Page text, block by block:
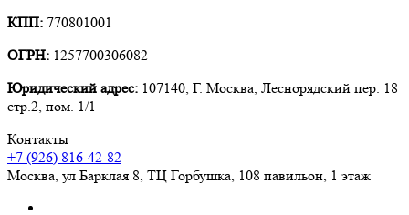
КПП: 770801001
ОГРН: 1257700306082
Юридический адрес: 107140, Г. Москва, Леснорядский пер. 18
стр.2, пом. 1/1
Контакты
+7 (926) 816-42-82
Москва, ул Барклая 8, ТЦ Горбушка, 108 павильон, 1 этаж